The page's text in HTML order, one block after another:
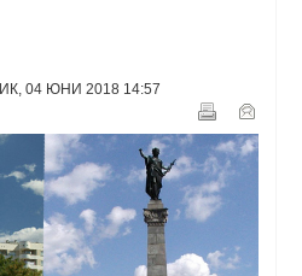
04 ЮНИ 2018 14:57